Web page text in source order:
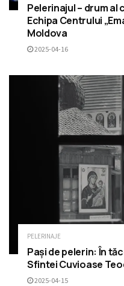
Pelerinajul – drum al
Echipa Centrului
Moldova
2025-04-16
PELERINAJE
Pași de pelerin: În
Sfintei Cuvioase
2025-04-15